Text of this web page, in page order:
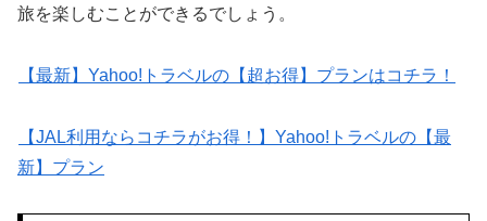
旅を楽しむことができるでしょう。
【最新】Yahoo!トラベルの【超お得】プランはコチラ！
【JAL利用ならコチラがお得！】Yahoo!トラベルの【最
新】プラン